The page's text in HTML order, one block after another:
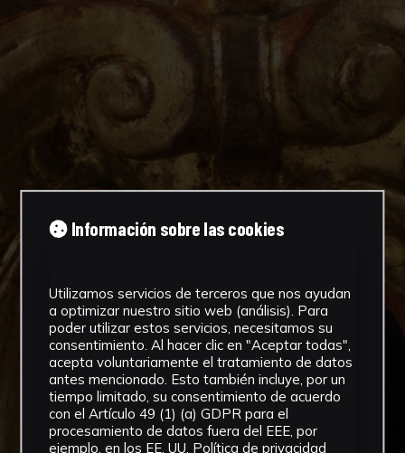
Información sobre las cookies
Utilizamos servicios de terceros que nos ayudan
a optimizar nuestro sitio web (análisis). Para
poder utilizar estos servicios, necesitamos su
consentimiento. Al hacer clic en "Aceptar todas",
acepta voluntariamente el tratamiento de datos
antes mencionado. Esto también incluye, por un
tiempo limitado, su consentimiento de acuerdo
con el Artículo 49 (1) (a) GDPR para el
procesamiento de datos fuera del EEE, por
ejemplo, en los EE. UU. Política de privacidad